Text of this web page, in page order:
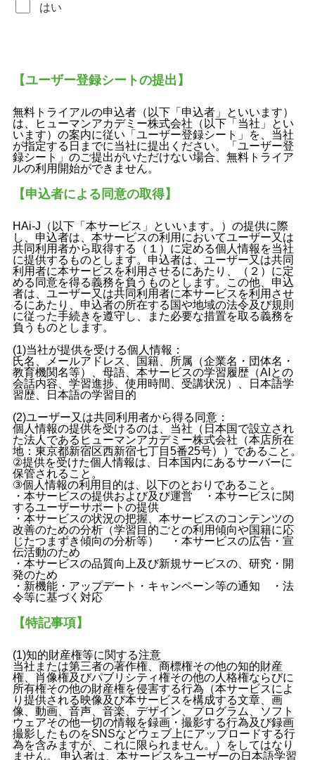
はい
【ユーザー登録シートの提出】
無料トライアルの申込者（以下「申込者」といいます）
は、ヒューマンアカデミー株式会社（以下「当社」とい
います）の案内に従い「ユーザー登録シート」を、当社
が指定する日までに当社に提出ください。「ユーザー登
録シート」のご提出がいただけない場合、無料トライア
ルの利用開始ができません。
【申込者による同意の取得】
HAi-J（以下「本サービス」といいます。）の提供に際
し、申込者は、本サービスの利用においてユーザー又は
共同利用者から取得する（１）に定める個人情報を当社
に提供するものとします。申込者は、ユーザー又は共同
利用者に本サービスを利用させるにあたり、（２）に定
める同意を得る義務を負うものとします。この他、申込
者は、ユーザー又は共同利用者に本サービスを利用させ
るにあたり、申込者の所在する国や地域の法令及び規則
に従った手続きを遵守し、また必要な措置を取る義務を
負うものとします。
(1)当社が提供を受ける個人情報：
氏名、メールアドレス、国籍、所属（企業名・団体名・
教育機関名等）、母語、本サービスの学習履歴（AIとの
会話内容、学習進捗、使用時間、受講状況）、日本語学
習歴、日本語の学習目的
(2)ユーザー又は共同利用者から得る同意：
個人情報の提供を受けるのは、当社（日本国で設立され
た法人であるヒューマンアカデミー株式会社（本店所在
地：東京都新宿区西新宿七丁目5番25号））であること。
②提供を受けた個人情報は、日本国内にあるサーバーに
保管されること。
③個人情報の利用目的は、以下のとおりであること。
・本サービスの提供および及び運営 ・本サービスに関
するユーザーサポートの提供
・本サービスの状況の把握、本サービスのコンテンツの
改善のための分析（学習目的ごとの利用傾向や国籍に応
じたつまずき傾向の分析等） ・本サービスの広告・宣
伝活動のため
・本サービスの品質向上及び新規サービスの、研究・開
発のため
・新機能・アップデート・キャンペーン等の通知 ・法
令等に基づく対応
【特記事項】
(1)知的財産権等に関する注意
当社または第三者の著作権、商標権その他の知的財産
権、肖像権及びパブリシティ権その他の人格権ならびに
所有権その他の財産権を侵害する行為（本サービスによ
り提供される映像及び本サービスを構成する文章、画
像、動画、音声、音楽、デザイン、プログラム、ソフト
ウェアその他一切の情報を録画・撮影する行為及び録画
撮影したものをSNSなどウェブ上にアップロードする行
為を含みますが、これに限られません。）をしてはなり
ません。 申込者は、本サービスをユーザーの日本語学習